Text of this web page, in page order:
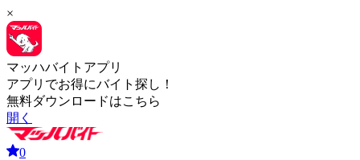
×
マッハバイトアプリ
アプリでお得にバイト探し！
無料ダウンロードはこちら
開く
0